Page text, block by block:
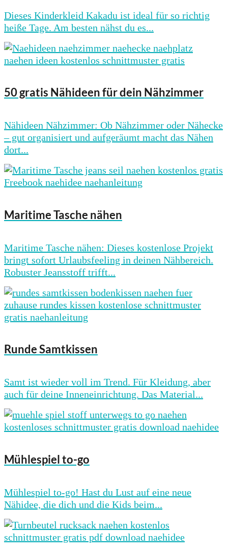
Dieses Kinderkleid Kakadu ist ideal für so richtig
heiße Tage. Am besten nähst du es...
50 gratis Nähideen für dein Nähzimmer
Nähideen Nähzimmer: Ob Nähzimmer oder Nähecke
– gut organisiert und aufgeräumt macht das Nähen
dort...
Maritime Tasche nähen
Maritime Tasche nähen: Dieses kostenlose Projekt
bringt sofort Urlaubsfeeling in deinen Nähbereich.
Robuster Jeansstoff trifft...
Runde Samtkissen
Samt ist wieder voll im Trend. Für Kleidung, aber
auch für deine Inneneinrichtung. Das Material...
Mühlespiel to-go
Mühlespiel to-go! Hast du Lust auf eine neue
Nähidee, die dich und die Kids beim...